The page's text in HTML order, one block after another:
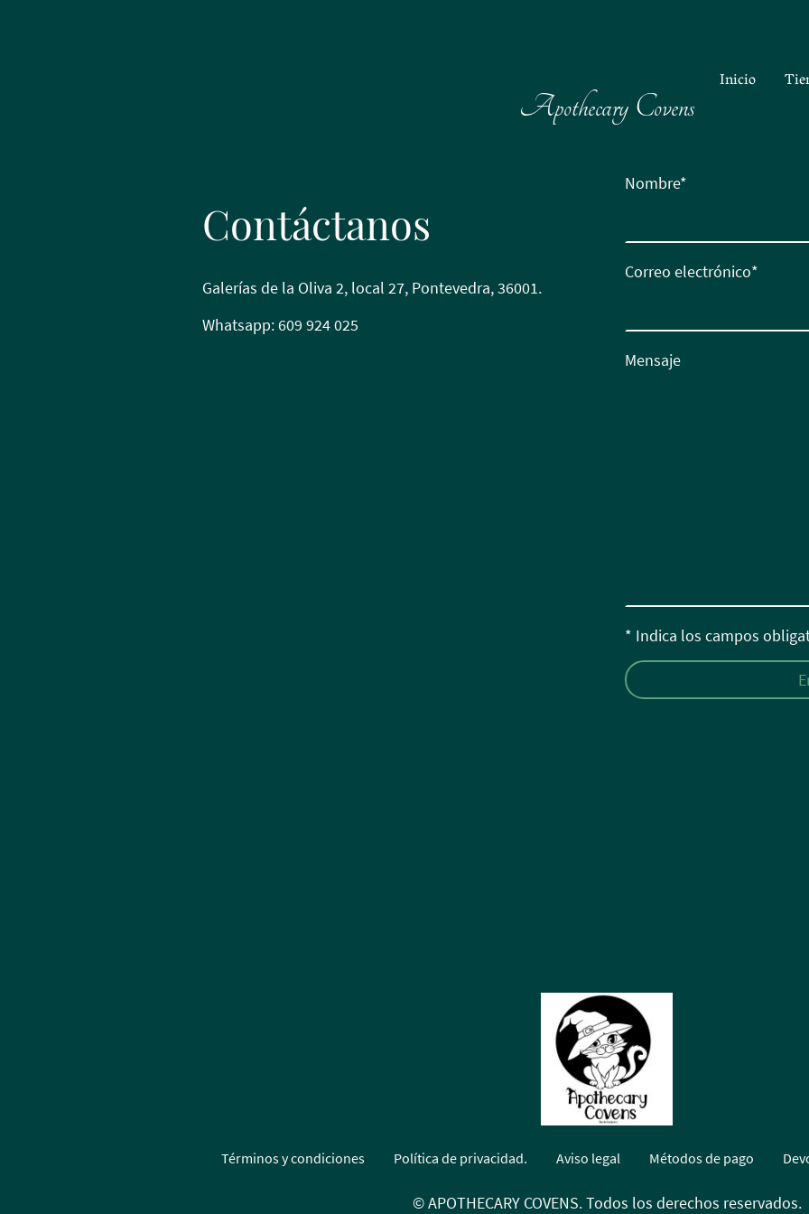
Apothecary Covens
Inicio
Contáctanos
Galerías de la Oliva 2, local 27, Pontevedra, 36001.
Whatsapp: 609 924 025
Nombre*
Correo electrónico*
Mensaje
* Indica los campos
Términos y condiciones Política de privacidad. Aviso legal Métodos de pago
© APOTHECARY COVENS. Todos los derechos reservados.